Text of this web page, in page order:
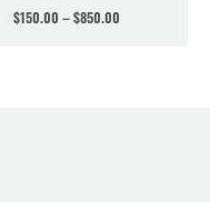
$150.00 –$850.00